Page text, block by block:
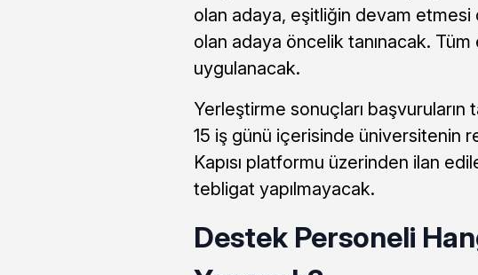
olan adaya, eşitliğin devam
olan adaya öncelik tanınacak.
uygulanacak.
Yerleştirme sonuçları başvuruların
15 iş günü içerisinde üniversitenin
Kapısı platformu üzerinden ilan
tebligat yapılmayacak.
Destek Personeli